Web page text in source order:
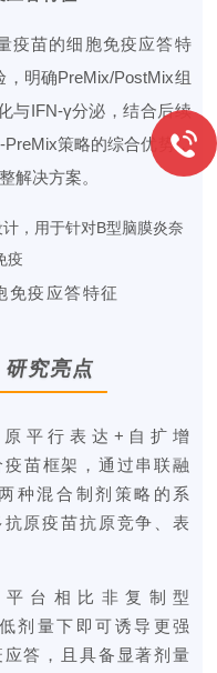
疫苗的细胞免疫应答特
明确PreMix/PostMix组
与IFN-γ分泌，结合后续
策略的综合优势，
解决方案。
免疫应答特征
研究亮点
平行表达+ 自扩增
苗框架，通过串联融
种混合制剂策略的系
原疫苗抗原竞争、表
台相比非复制型
剂量下即可诱导更强
答，且具备显著剂量